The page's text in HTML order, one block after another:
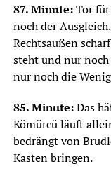
87. Minute:Tor für
noch der
Rechtsaußen
steht und nur
nur noch die
85. Minute:Das
Kömürcü läuft
bedrängt von
Kasten bringen.